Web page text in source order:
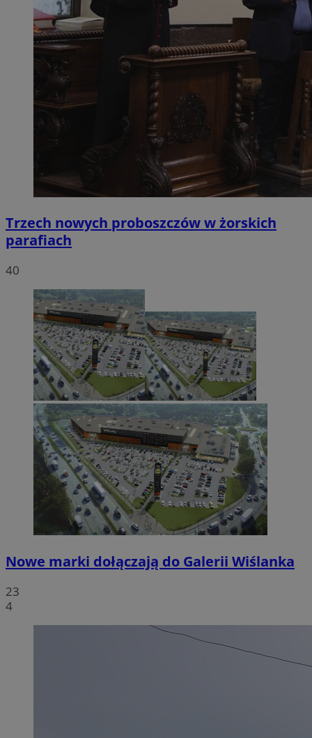
Trzech nowych proboszczów w żorskich
parafiach
40
Nowe marki dołączają do Galerii Wiślanka
23
4